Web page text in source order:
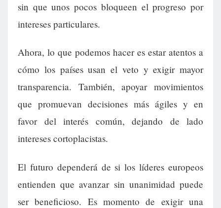
sin que unos pocos bloqueen el progreso por
intereses particulares.
Ahora, lo que podemos hacer es estar atentos a
cómo los países usan el veto y exigir mayor
transparencia. También, apoyar movimientos
que promuevan decisiones más ágiles y en
favor del interés común, dejando de lado
intereses cortoplacistas.
El futuro dependerá de si los líderes europeos
entienden que avanzar sin unanimidad puede
ser beneficioso. Es momento de exigir una